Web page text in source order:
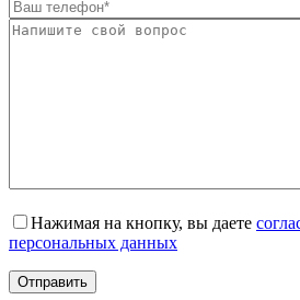
Нажимая на кнопку, вы даете
персональных данных